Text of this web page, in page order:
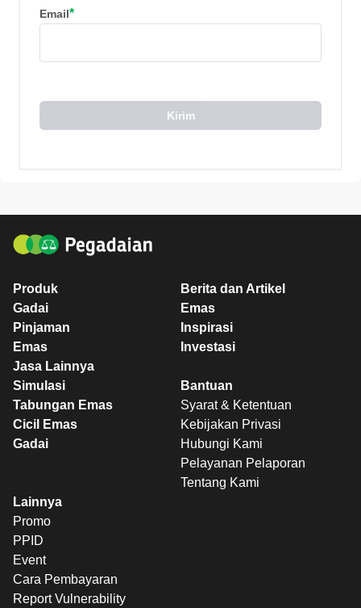
Email*
Kirim
Produk
Gadai
Pinjaman
Emas
Jasa Lainnya
Berita dan Artikel
Emas
Inspirasi
Investasi
Simulasi
Tabungan Emas
Cicil Emas
Gadai
Bantuan
Syarat & Ketentuan
Kebijakan Privasi
Hubungi Kami
Pelayanan Pelaporan
Tentang Kami
Lainnya
Promo
PPID
Event
Cara Pembayaran
Report Vulnerability